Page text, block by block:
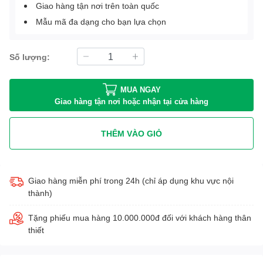
Giao hàng tận nơi trên toàn quốc
Mẫu mã đa dạng cho bạn lựa chọn
Số lượng:
MUA NGAY
Giao hàng tận nơi hoặc nhận tại cửa hàng
THÊM VÀO GIỎ
Giao hàng miễn phí trong 24h (chỉ áp dụng khu vực nội
thành)
Tặng phiếu mua hàng 10.000.000đ đối với khách hàng thân
thiết